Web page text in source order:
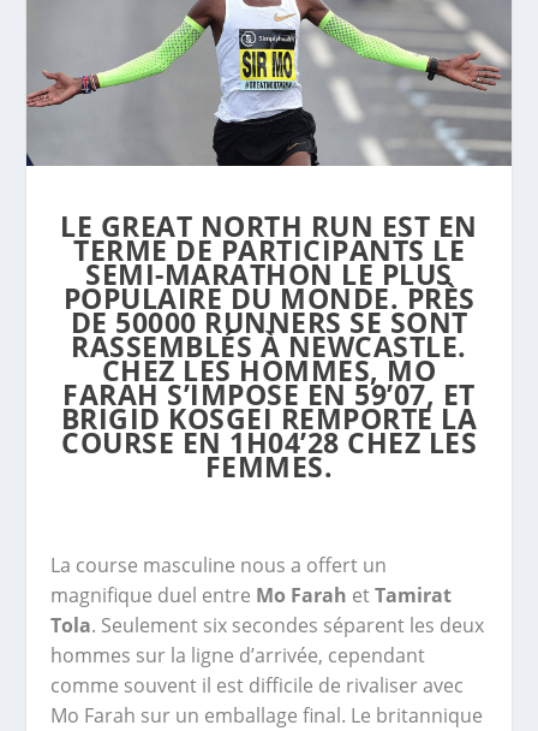
LE GREAT NORTH RUN EST EN
TERME DE PARTICIPANTS LE
SEMI-MARATHON LE PLUS
POPULAIRE DU MONDE. PRÈS
DE 50000 RUNNERS SE SONT
RASSEMBLÉS À NEWCASTLE.
CHEZ LES HOMMES, MO
FARAH S’IMPOSE EN 59’07, ET
BRIGID KOSGEI REMPORTE LA
COURSE EN 1H04’28 CHEZ LES
FEMMES.
La course masculine nous a offert un
magnifique duel entre Mo Farah etTamirat
Tola. Seulement six secondes séparent les deux
hommes sur la ligne d’arrivée, cependant
comme souvent il est difficile de rivaliser avec
Mo Farah sur un emballage final. Le britannique